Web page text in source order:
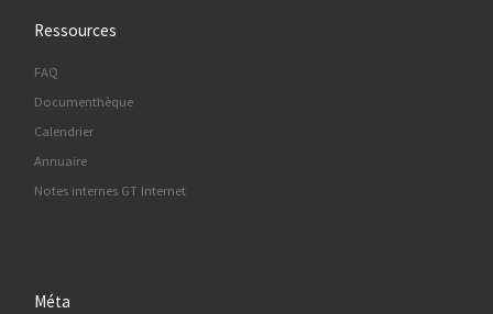
Ressources
FAQ
Documenthèque
Calendrier
Annuaire
Notes internes GT Internet
Méta